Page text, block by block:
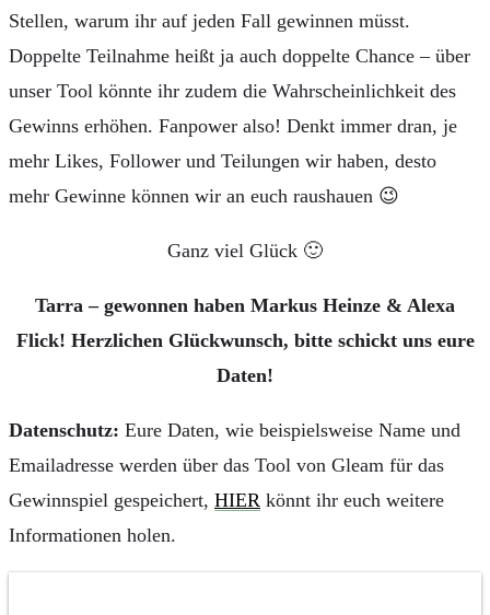
Stellen, warum ihr auf jeden Fall gewinnen müsst.
Doppelte Teilnahme heißt ja auch doppelte Chance – über
unser Tool könnte ihr zudem die Wahrscheinlichkeit des
Gewinns erhöhen. Fanpower also! Denkt immer dran, je
mehr Likes, Follower und Teilungen wir haben, desto
mehr Gewinne können wir an euch raushauen 😉
Ganz viel Glück 🙂
Tarra – gewonnen haben Markus Heinze & Alexa
Flick! Herzlichen Glückwunsch, bitte schickt uns eure
Daten!
Datenschutz: Eure Daten, wie beispielsweise Name und
Emailadresse werden über das Tool von Gleam für das
Gewinnspiel gespeichert, HIER könnt ihr euch weitere
Informationen holen.